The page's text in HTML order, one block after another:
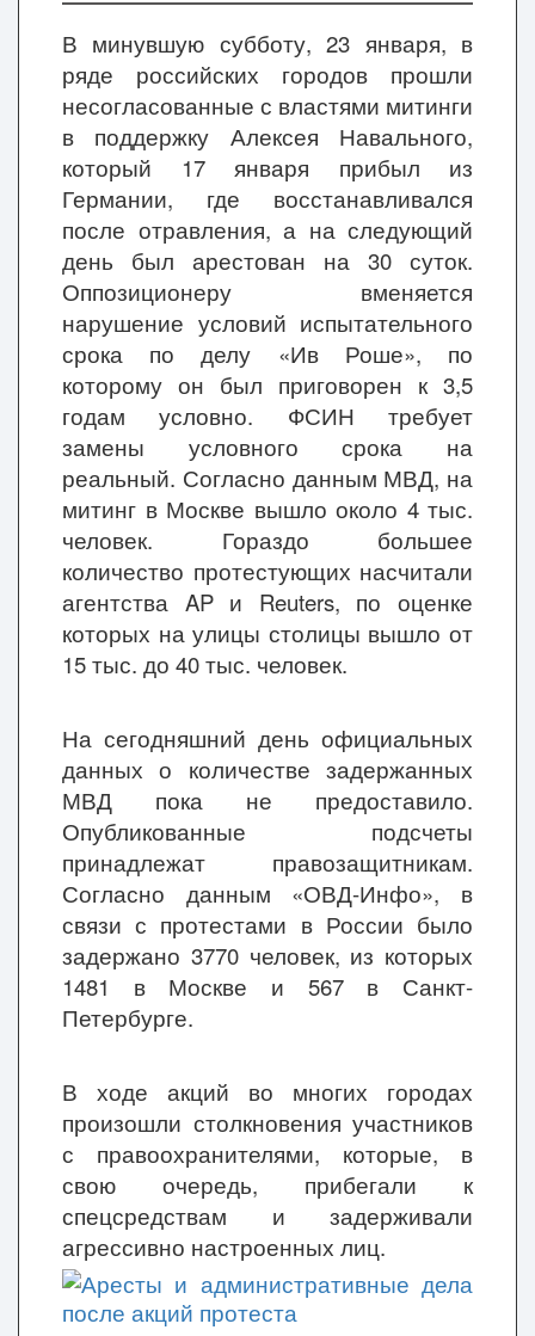
В минувшую субботу, 23 января, в
ряде российских городов прошли
несогласованные с властями митинги
в поддержку Алексея Навального,
который 17 января прибыл из
Германии, где восстанавливался
после отравления, а на следующий
день был арестован на 30 суток.
Оппозиционеру вменяется
нарушение условий испытательного
срока по делу «Ив Роше», по
которому он был приговорен к 3,5
годам условно. ФСИН требует
замены условного срока на
реальный. Согласно данным МВД, на
митинг в Москве вышло около 4 тыс.
человек. Гораздо большее
количество протестующих насчитали
агентства AP и Reuters, по оценке
которых на улицы столицы вышло от
15 тыс. до 40 тыс. человек.
На сегодняшний день официальных
данных о количестве задержанных
МВД пока не предоставило.
Опубликованные подсчеты
принадлежат правозащитникам.
Согласно данным «ОВД-Инфо», в
связи с протестами в России было
задержано 3770 человек, из которых
1481 в Москве и 567 в Санкт-
Петербурге.
В ходе акций во многих городах
произошли столкновения участников
с правоохранителями, которые, в
свою очередь, прибегали к
спецсредствам и задерживали
агрессивно настроенных лиц.